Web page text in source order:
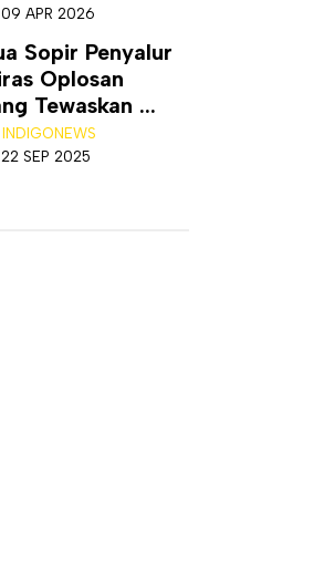
09 APR 2026
Sopir Penyalur
Oplosan
Tewaskan ...
INDIGONEWS
22 SEP 2025